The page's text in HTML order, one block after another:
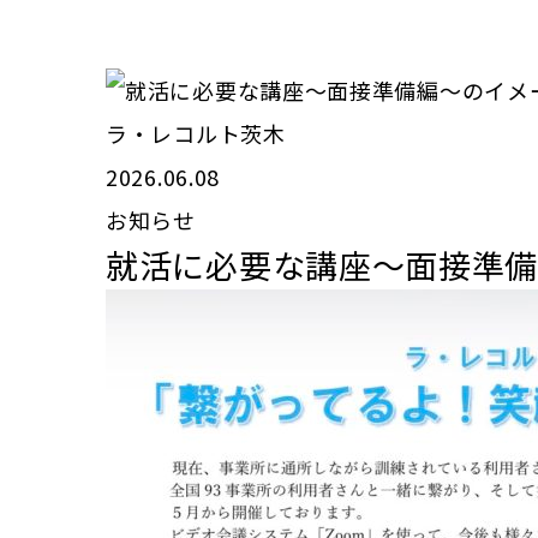
ラ・レコルト茨木
2026.06.08
お知らせ
就活に必要な講座〜面接準